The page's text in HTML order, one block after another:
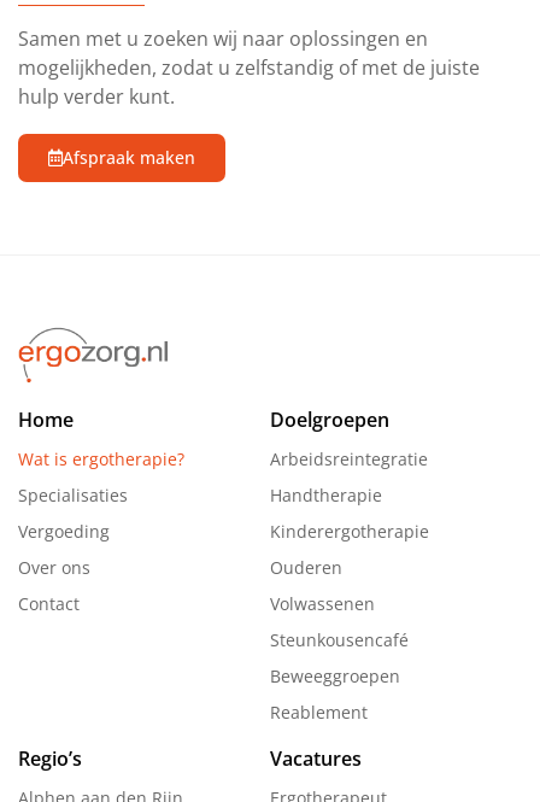
Samen met u zoeken wij naar oplossingen en
mogelijkheden, zodat u zelfstandig of met de juiste
hulp verder kunt.
Afspraak maken
Home
Wat is ergotherapie?
Specialisaties
Vergoeding
Over ons
Contact
Doelgroepen
Arbeidsreintegratie
Handtherapie
Kinderergotherapie
Ouderen
Volwassenen
Steunkousencafé
Beweeggroepen
Reablement
Regio’s Vacatures